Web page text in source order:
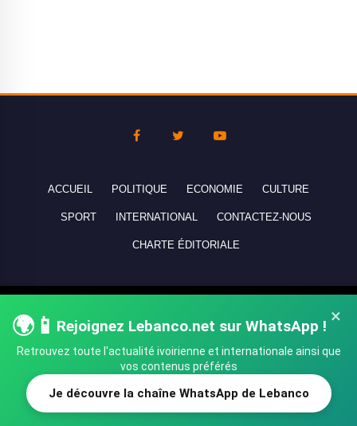
SHARE TWEET
×
🌍📱 Rejoignez Lebanco.net sur WhatsApp !
Retrouvez toute l'actualité ivoirienne et internationale ainsi que
vos contenus préférés
Je découvre la chaîne WhatsApp de Lebanco
ACCUEIL POLITIQUE ECONOMIE CULTURE
SPORT INTERNATIONAL CONTACTEZ-NOUS
CHARTE ÉDITORIALE
réservés - All rights reserved.